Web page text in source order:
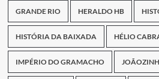
GRANDE RIO HERALDO HB
HISTÓRIA DA BAIXADA HÉLIO
IMPÉRIO DO GRAMACHO